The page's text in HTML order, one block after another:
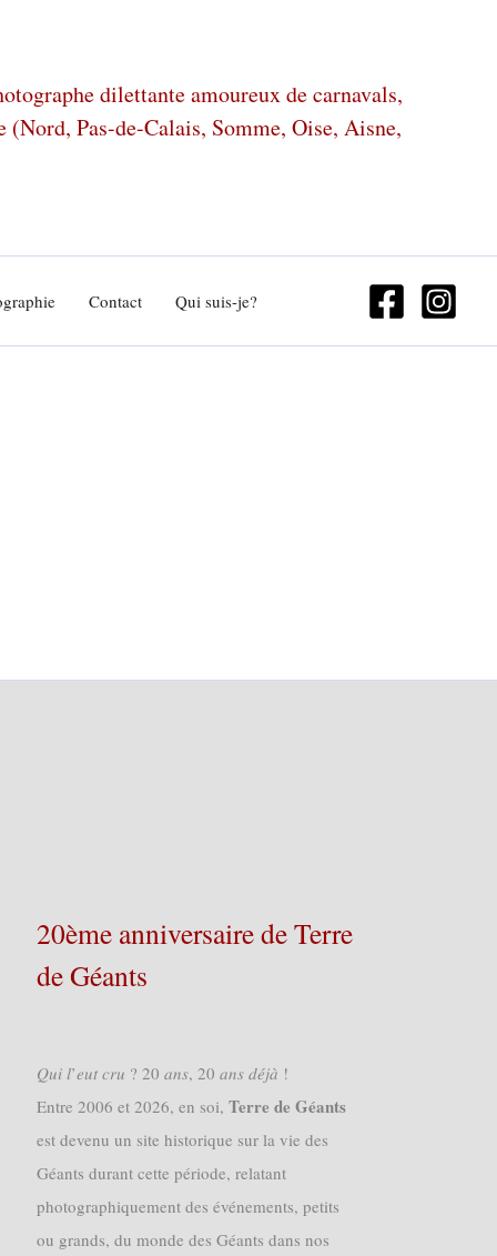
dilettante amoureux de carnavals,
(Nord, Pas-de-Calais, Somme, Oise, Aisne,
Contact Qui suis-je?
20ème anniversaire de Terre
de Géants
𝑄𝑢𝑖 𝑙’𝑒𝑢𝑡 𝑐𝑟𝑢 ? 20 𝑎𝑛𝑠, 20 𝑎𝑛𝑠 𝑑𝑒́𝑗𝑎̀ !
Entre 2006 et 2026, en soi,Terre de Géants
est devenu un site historique sur la vie des
Géants durant cette période, relatant
photographiquement des événements, petits
ou grands, du monde des Géants dans nos